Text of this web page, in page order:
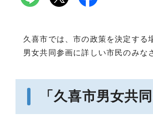
久喜市では、市の政策を決定する
男女共同参画に詳しい市民のみな
「久喜市男女共